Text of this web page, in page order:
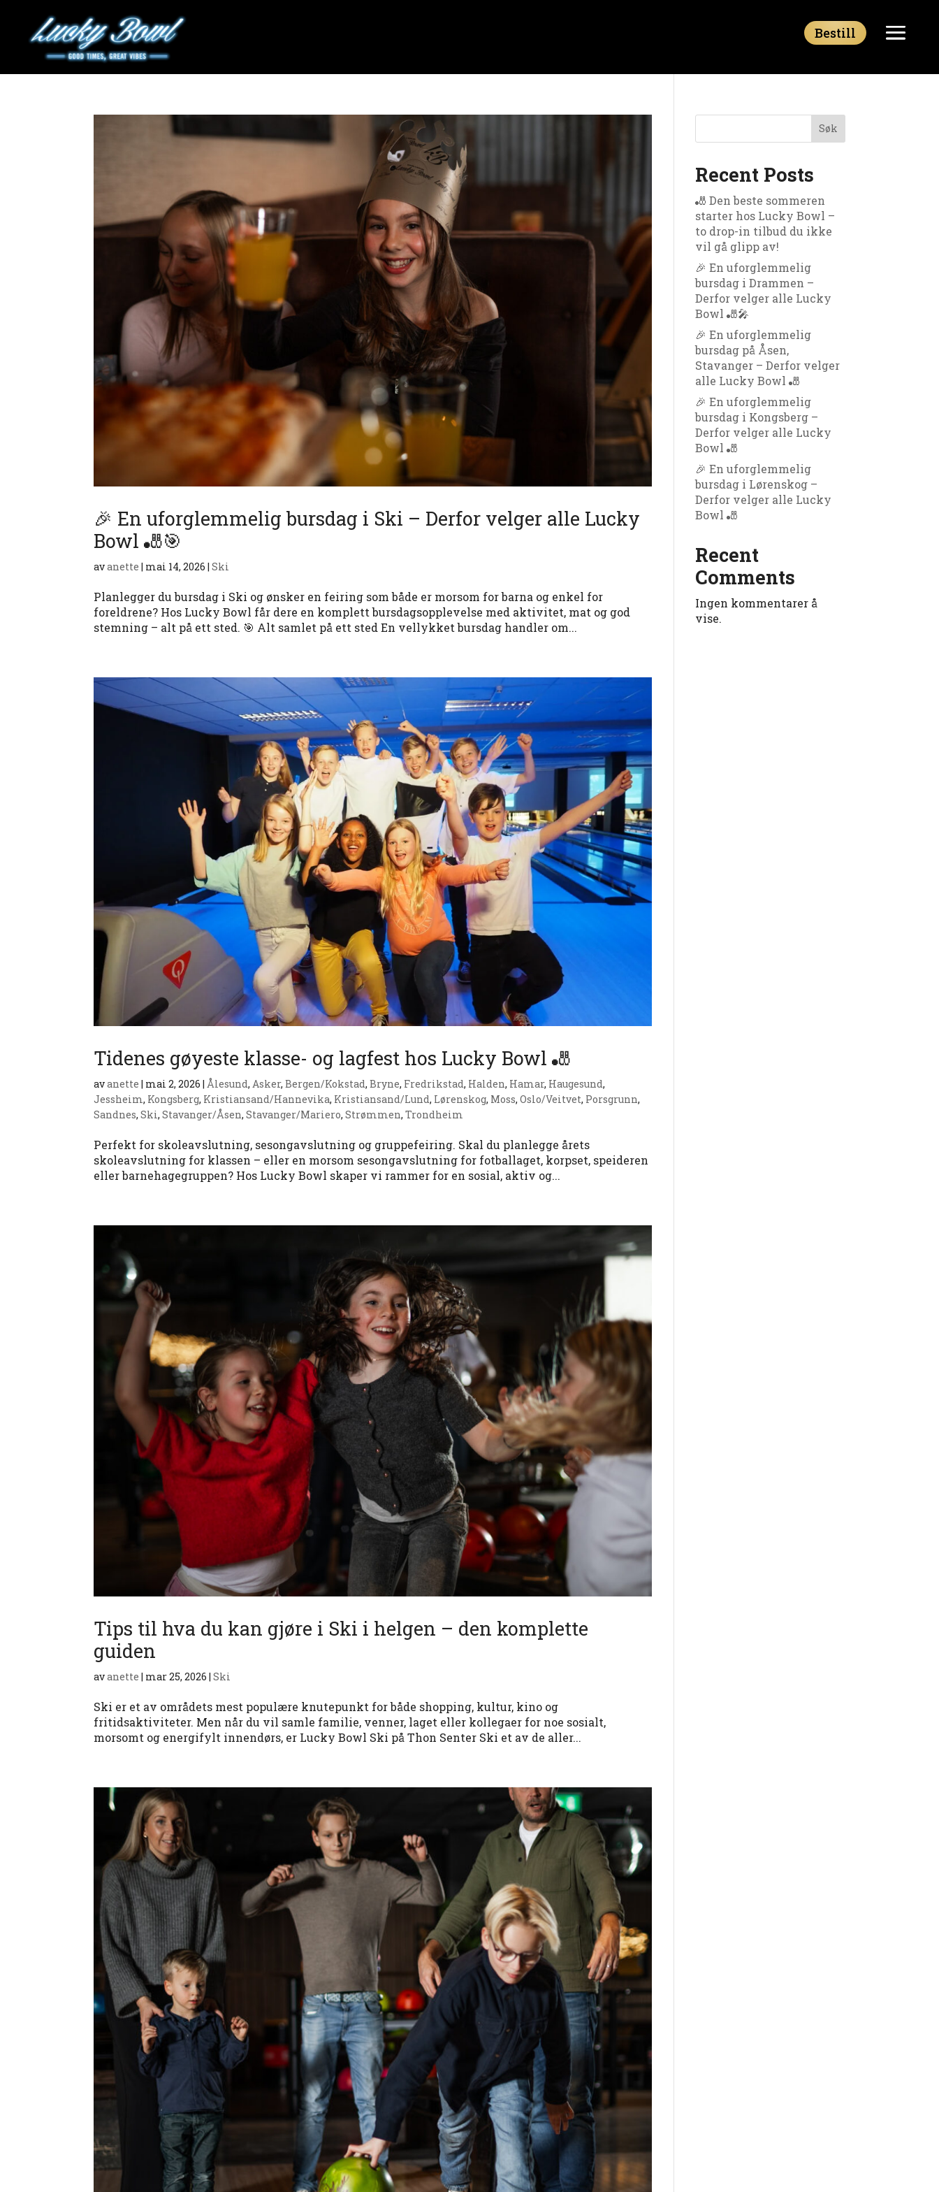
Bestill
🎉 En uforglemmelig bursdag i Ski – Derfor velger alle Lucky
Bowl 🎳🎯
avanette | mai 14, 2026 |Ski
Planlegger du bursdag i Ski og ønsker en feiring som både er morsom for barna og enkel for
foreldrene? Hos Lucky Bowl får dere en komplett bursdagsopplevelse med aktivitet, mat og god
stemning – alt på ett sted. 🎯 Alt samlet på ett sted En vellykket bursdag handler om...
Tidenes gøyeste klasse- og lagfest hos Lucky Bowl 🎳
avanette | mai 2, 2026 | Ålesund, Asker,Bergen/Kokstad,Bryne, Fredrikstad, Halden, Hamar, Haugesund,
Jessheim, Kongsberg, Kristiansand/Hannevika, Kristiansand/Lund, Lørenskog, Moss,Oslo/Veitvet, Porsgrunn,
Sandnes,Ski,Stavanger/Åsen,Stavanger/Mariero,Strømmen,Trondheim
Perfekt for skoleavslutning, sesongavslutning og gruppefeiring. Skal du planlegge årets
skoleavslutning for klassen – eller en morsom sesongavslutning for fotballaget, korpset, speideren
eller barnehagegruppen? Hos Lucky Bowl skaper vi rammer for en sosial, aktiv og...
Tips til hva du kan gjøre i Ski i helgen – den komplette
guiden
avanette | mar 25, 2026 |Ski
Ski er et av områdets mest populære knutepunkt for både shopping, kultur, kino og
fritidsaktiviteter. Men når du vil samle familie, venner, laget eller kollegaer for noe sosialt,
morsomt og energifylt innendørs, er Lucky Bowl Ski på Thon Senter Ski et av de aller...
Søk
Recent Posts
🎳 Den beste sommeren
starter hos Lucky Bowl –
to drop-in tilbud du ikke
vil gå glipp av!
🎉 En uforglemmelig
bursdag i Drammen –
Derfor velger alle Lucky
Bowl 🎳🎤
🎉 En uforglemmelig
bursdag på Åsen,
Stavanger – Derfor velger
alle Lucky Bowl 🎳
🎉 En uforglemmelig
bursdag i Kongsberg –
Derfor velger alle Lucky
Bowl 🎳
🎉 En uforglemmelig
bursdag i Lørenskog –
Derfor velger alle Lucky
Bowl 🎳
Recent
Comments
Ingen kommentarer å
vise.